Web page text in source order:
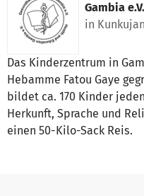
Gambia e.V.
in
Das Kinderzentrum in
Hebamme Fatou Gaye
bildet ca. 170 Kinder
Herkunft, Sprache und
einen 50-Kilo-Sack Reis.